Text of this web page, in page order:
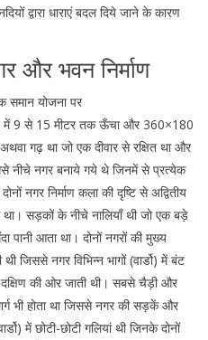
द्वारा धाराएं बदल दिये जाने के कारण
और भवन निर्माण
समान योजना पर
में 9 से 15 मीटर तक ऊँचा और 360×180
गढ़ था जो एक दीवार से रक्षित था और
नीचे नगर बनाये गये थे जिनमें से प्रत्येक
नगर निर्माण कला की दृष्टि से अद्वितीय
सड़कों के नीचे नालियाँ थी जो एक बड़े
पानी आता था। दोनों नगरों की मुख्य
नगर विभिन्न भागों (वार्डो) में बंट
की ओर जाती थी। सबसे चैड़ी और
भी होता था जिससे नगर की सड़कें और
में छोटी-छोटी गलियां थी जिनके दोनों